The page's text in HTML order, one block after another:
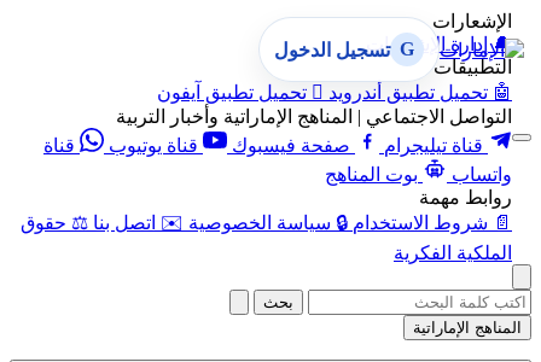
الإشعارات
🔔 إدارة الإشعارات
التطبيقات
🤖 تحميل تطبيق أندرويد  تحميل تطبيق آيفون
التواصل الاجتماعي | المناهج الإماراتية وأخبار التربية
قناة تيليجرام
صفحة فيسبوك قناة يوتيوب
قناة
واتساب
بوت المناهج
روابط مهمة
📄 شروط الاستخدام 🔒 سياسة الخصوصية ✉️ اتصل بنا ⚖️ حقوق
الملكية الفكرية
G تسجيل الدخول
بحث
المناهج الإماراتية